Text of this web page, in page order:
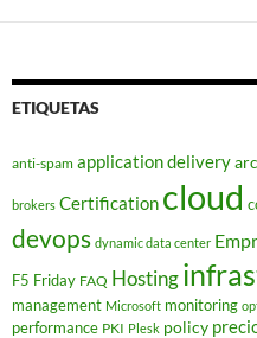
ETIQUETAS
anti-spam application delivery
brokers Certification cloud
devops dynamic data center
F5 Friday FAQ Hosting
management Microsoft monitoring
performance PKI Plesk policy